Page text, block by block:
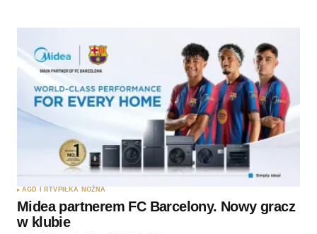
AGD I RTV PIŁKA NOŻNA
Midea partnerem FC Barcelony. Nowy gracz
w klubie